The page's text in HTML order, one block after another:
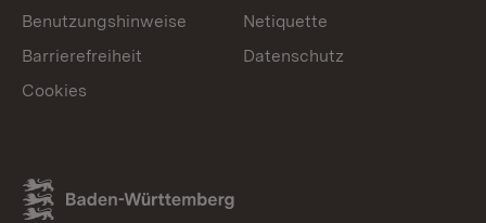
Link zum Landesportal
Benutzungshinweise
Netiquette
Barrierefreiheit
Datenschutz
Cookies